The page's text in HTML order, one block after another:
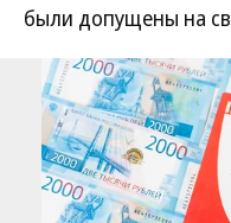
были допущены на